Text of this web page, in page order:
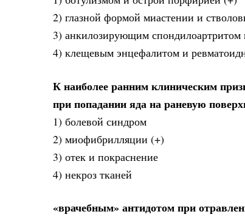
2) глазной формой миастении и
3) анкилозирующим
4) клещевым энцефалитом и
К наиболее ранним клиническим
при попадании яда на раневую
1) болевой синдром
2) миофибрилляции (+)
3) отек и покраснение
4) некроз тканей
«врачебным» антидотом при